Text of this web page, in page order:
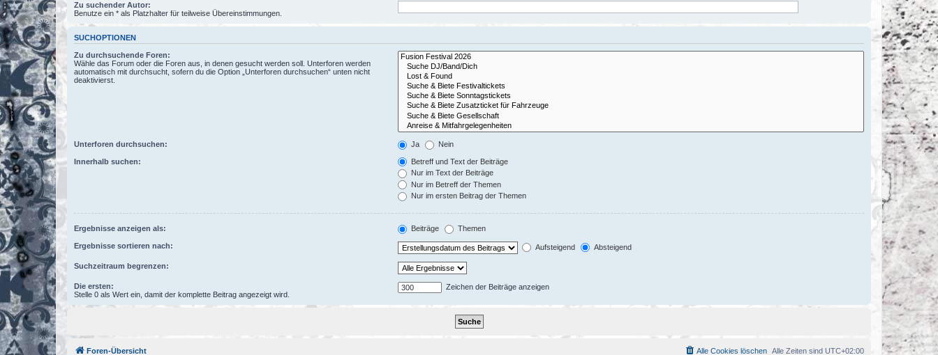
Zu suchender Autor:
Benutze ein * als Platzhalter für teilweise Übereinstimmungen.
SUCHOPTIONEN
Zu durchsuchende Foren:
Wähle das Forum oder die Foren aus, in denen gesucht werden soll. Unterforen werden
automatisch mit durchsucht, sofern du die Option „Unterforen durchsuchen“ unten nicht
deaktivierst.
Unterforen durchsuchen: Ja Nein
Innerhalb suchen:
Betreff und Text der Beiträge
Nur im Text der Beiträge
Nur im Betreff der Themen
Nur im ersten Beitrag der Themen
Ergebnisse anzeigen als: Beiträge Themen
Ergebnisse sortieren nach: Aufsteigend Absteigend
Suchzeitraum begrenzen:
Die ersten:
Stelle 0 als Wert ein, damit der komplette Beitrag angezeigt wird.
Zeichen der Beiträge anzeigen
Foren-Übersicht Alle Zeiten sind UTC+02:00
Alle Cookies löschen